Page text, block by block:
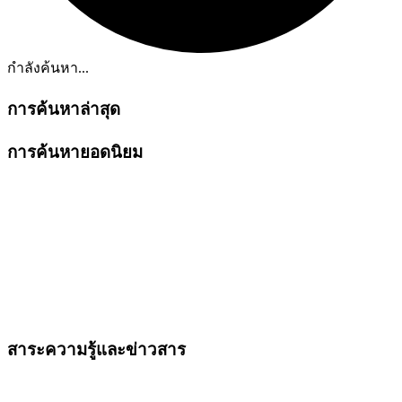
กำลังค้นหา...
การค้นหาล่าสุด
การค้นหายอดนิยม
สาระความรู้และข่าวสาร